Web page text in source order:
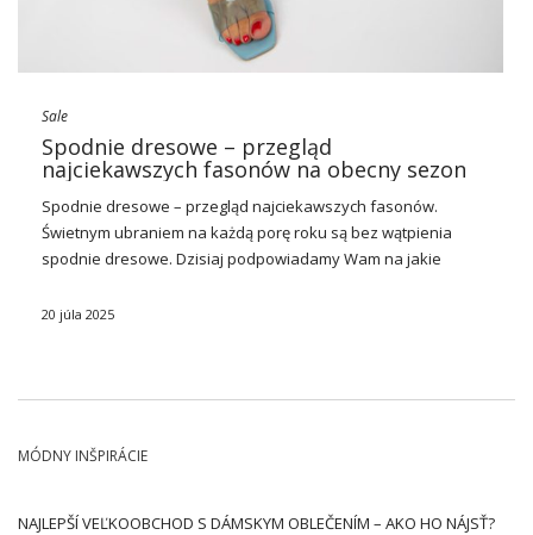
Sale
Spodnie dresowe – przegląd
najciekawszych fasonów na obecny sezon
Spodnie dresowe – przegląd najciekawszych fasonów.
Świetnym ubraniem na każdą porę roku są bez wątpienia
spodnie dresowe. Dzisiaj podpowiadamy Wam na jakie
stylizacji można je nosić. Zobacz więc najwygodniejsze
20 júla 2025
MÓDNY INŠPIRÁCIE
NAJLEPŠÍ VEĽKOOBCHOD S DÁMSKYM OBLEČENÍM – AKO HO NÁJSŤ?